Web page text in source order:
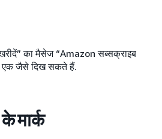
का मैसेज “Amazon सब्सक्राइब
एक जैसे दिख सकते हैं.
मार्क